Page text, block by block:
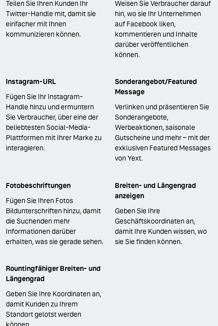
Teilen Sie Ihren Kunden Ihr
Twitter-Handle mit, damit sie
einfacher mit Ihnen
kommunizieren können.
Weisen Sie Verbraucher darauf
hin, wo sie Ihr Unternehmen
auf Facebook liken,
kommentieren und Inhalte
darüber veröffentlichen
können.
Instagram-URL
Fügen Sie Ihr Instagram-
Handle hinzu und ermuntern
Sie Verbraucher, über eine der
beliebtesten Social-Media-
Plattformen mit Ihrer Marke zu
interagieren.
Sonderangebot/Featured
Message
Verlinken und präsentieren Sie
Sonderangebote,
Werbeaktionen, saisonale
Gutscheine und mehr – mit der
exklusiven Featured Messages
von Yext.
Fotobeschriftungen
Fügen Sie Ihren Fotos
Bildunterschriften hinzu, damit
die Suchenden mehr
Informationen darüber
erhalten, was sie gerade sehen.
Breiten- und Längengrad
anzeigen
Geben Sie Ihre
Geschäftskoordinaten an,
damit Ihre Kunden wissen, wo
sie Sie finden können.
Rountingfähiger Breiten- und
Längengrad
Geben Sie Ihre Koordinaten an,
damit Kunden zu Ihrem
Standort gelotst werden